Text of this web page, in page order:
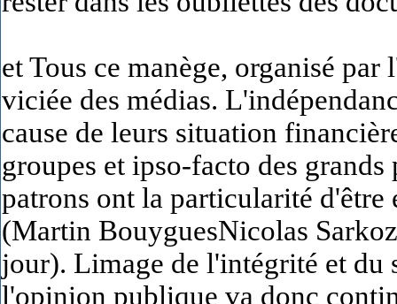
et Tous ce manège, organisé
viciée des médias.
cause de leurs situation
groupes et ipso-facto des
patrons ont la particularité
(Martin BouyguesNicolas
jour). Limage de l'intégrité et du
l'opinion publique va donc